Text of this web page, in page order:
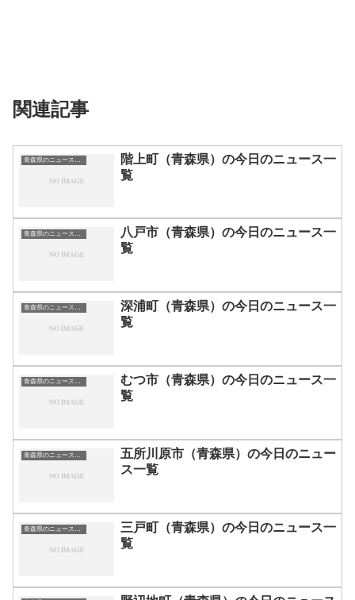
関連記事
青森県のニュース一覧
階上町（青森県）の今日のニュース一
覧
青森県のニュース一覧
八戸市（青森県）の今日のニュース一
覧
青森県のニュース一覧
深浦町（青森県）の今日のニュース一
覧
青森県のニュース一覧
むつ市（青森県）の今日のニュース一
覧
青森県のニュース一覧
五所川原市（青森県）の今日のニュー
ス一覧
青森県のニュース一覧
三戸町（青森県）の今日のニュース一
覧